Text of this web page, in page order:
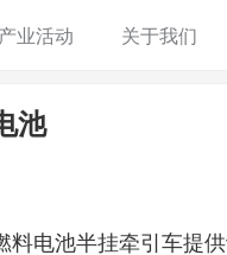
产业活动 关于我们
池
电池半挂牵引车提